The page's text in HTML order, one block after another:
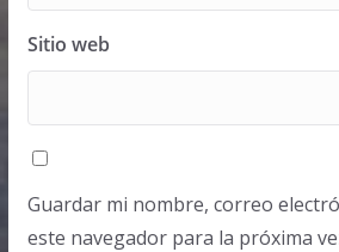
Sitio web
Guardar mi nombre, correo
este navegador para la próxima